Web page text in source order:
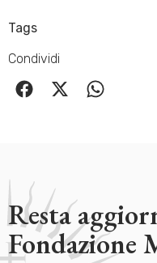
Tags
Condividi
Resta
Fondazione